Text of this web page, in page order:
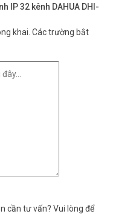
IP 32 kênh DAHUA DHI-
khai. Các trường bắt
cần tư vấn? Vui lòng để